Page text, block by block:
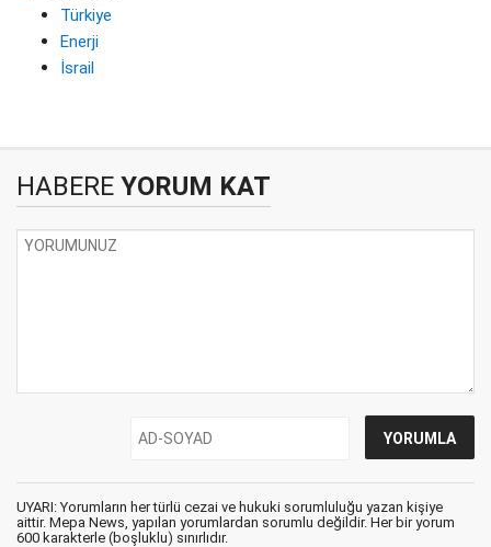
Türkiye
Enerji
İsrail
HABERE YORUM KAT
UYARI: Yorumların her türlü cezai ve hukuki sorumluluğu yazan kişiye
aittir. Mepa News, yapılan yorumlardan sorumlu değildir. Her bir yorum
600 karakterle (boşluklu) sınırlıdır.